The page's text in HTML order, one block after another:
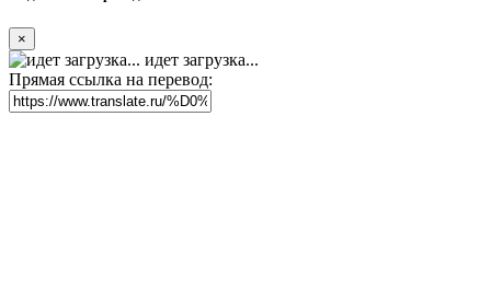
×
идет загрузка...
Прямая ссылка на перевод: